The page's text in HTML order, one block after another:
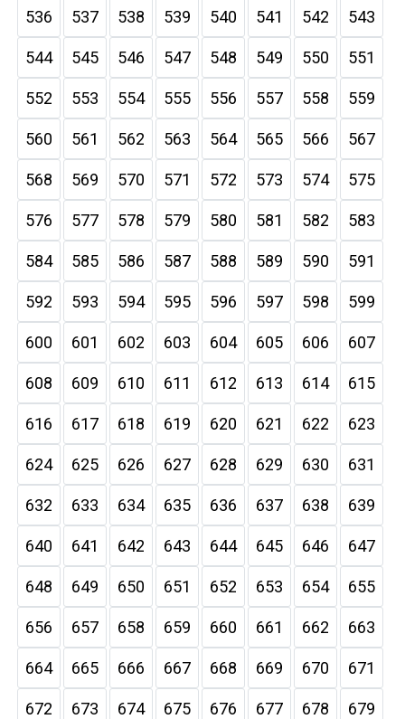
536 537 538 539 540 541 542 543
544 545 546 547 548 549 550 551
552 553 554 555 556 557 558 559
560 561 562 563 564 565 566 567
568 569 570 571 572 573 574 575
576 577 578 579 580 581 582 583
584 585 586 587 588 589 590 591
592 593 594 595 596 597 598 599
600 601 602 603 604 605 606 607
608 609 610 611 612 613 614 615
616 617 618 619 620 621 622 623
624 625 626 627 628 629 630 631
632 633 634 635 636 637 638 639
640 641 642 643 644 645 646 647
648 649 650 651 652 653 654 655
656 657 658 659 660 661 662 663
664 665 666 667 668 669 670 671
672 673 674 675 676 677 678 679